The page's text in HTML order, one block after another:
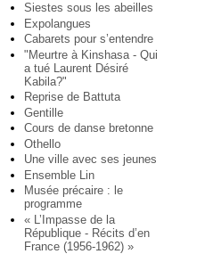
Siestes sous les abeilles
Expolangues
Cabarets pour s’entendre
"Meurtre à Kinshasa - Qui
a tué Laurent Désiré
Kabila?"
Reprise de Battuta
Gentille
Cours de danse bretonne
Othello
Une ville avec ses jeunes
Ensemble Lin
Musée précaire : le
programme
« L’Impasse de la
République - Récits d’en
France (1956-1962) »